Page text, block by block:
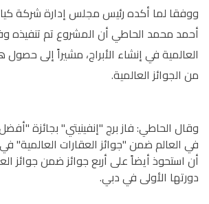
ووفقا لما أكده رئيس مجلس إدارة شركة كيان
أحمد محمد الحاطي أن المشروع تم تنفيذه
العالمية في إنشاء الأبراج، مشيراً إلى حصول
من الجوائز العالمية.
وقال الحاطي: فاز برج "إنفينيتي" بجائزة
في العالم ضمن "جوائز العقارات العالمية"
أن استحوذ أيضاً على أربع جوائز ضمن جوائز
دورتها الأولى في دبي.